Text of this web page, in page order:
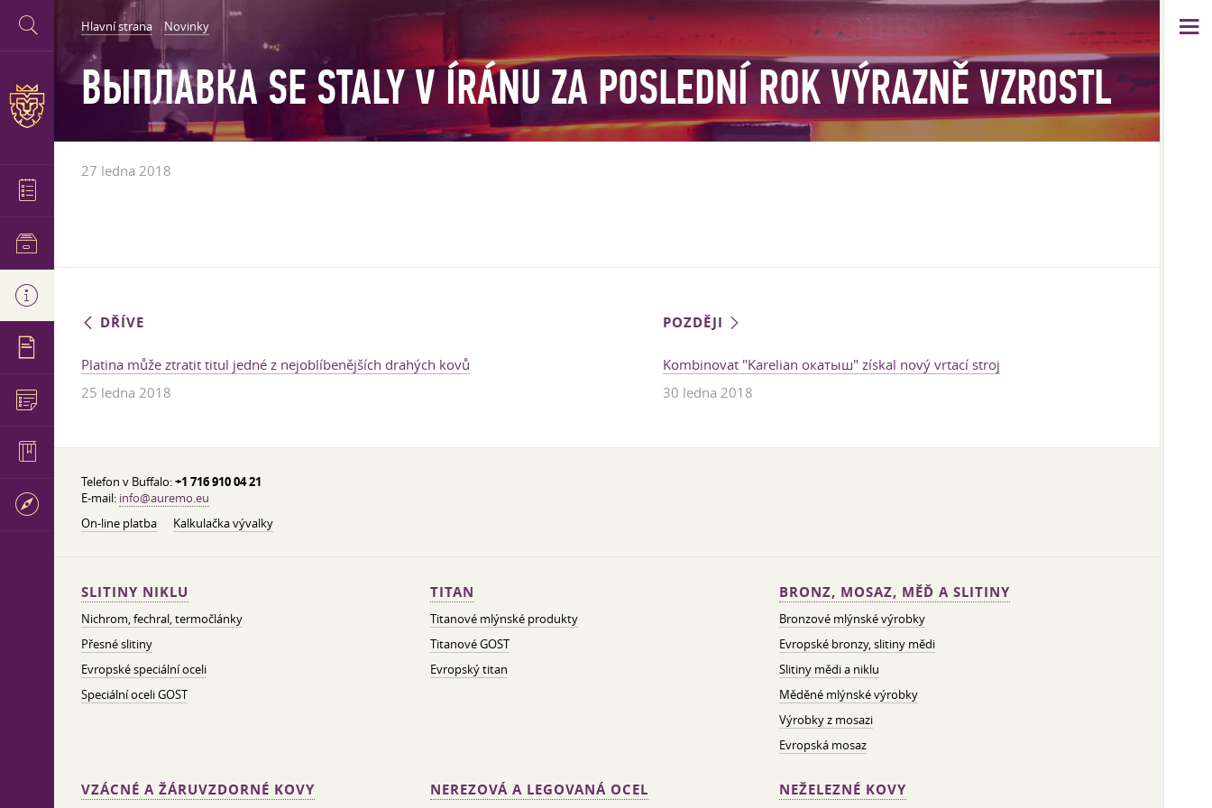
Hlavní strana Novinky
ВЫПЛАВКА SE STALY V ÍRÁNU ZA POSLEDNÍ ROK VÝRAZNĚ VZROSTL
27 ledna 2018
DŘÍVE
Platina může ztratit titul jedné z nejoblíbenějších drahých kovů
25 ledna 2018
POZDĚJI
Kombinovat "Karelian окатыш" získal nový vrtací stroj
30 ledna 2018
Telefon v Buffalo:+1 716 910 04 21
E-mail: info@auremo.eu
On-line platba
Kalkulačka vývalky
SLITINY NIKLU
Nichrom, fechral, termočlánky
Přesné slitiny
Evropské speciální oceli
Speciální oceli GOST
TITAN
Titanové mlýnské produkty
Titanové GOST
Evropský titan
BRONZ, MOSAZ, MĚĎ A SLITINY
Bronzové mlýnské výrobky
Evropské bronzy, slitiny mědi
Slitiny mědi a niklu
Měděné mlýnské výrobky
Výrobky z mosazi
Evropská mosaz
VZÁCNÉ A ŽÁRUVZDORNÉ KOVY NEREZOVÁ A LEGOVANÁ OCEL NEŽELEZNÉ KOVY